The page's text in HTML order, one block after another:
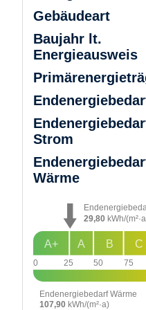
Gebäudeart
Baujahr lt.
Energieausweis
Strom
Wärme
0 25 50 75
C
B
A
A+
29,80kWh/
Endenergiebedarf Wärme
107,90kWh/(m²·a)